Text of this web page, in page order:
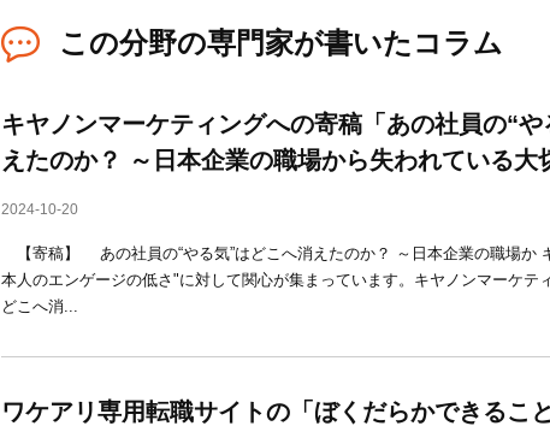
この分野の専門家が書いたコラム
キヤノンマーケティングへの寄稿「あの社員の“
えたのか？ ～日本企業の職場から失われている大
2024-10-20
【寄稿】 あの社員の“やる気”はどこへ消えたのか？ ～日本企業の職場か
本人のエンゲージの低さ"に対して関心が集まっています。キヤノンマーケテ
どこへ消...
ワケアリ専用転職サイトの「ぼくだらかできるこ